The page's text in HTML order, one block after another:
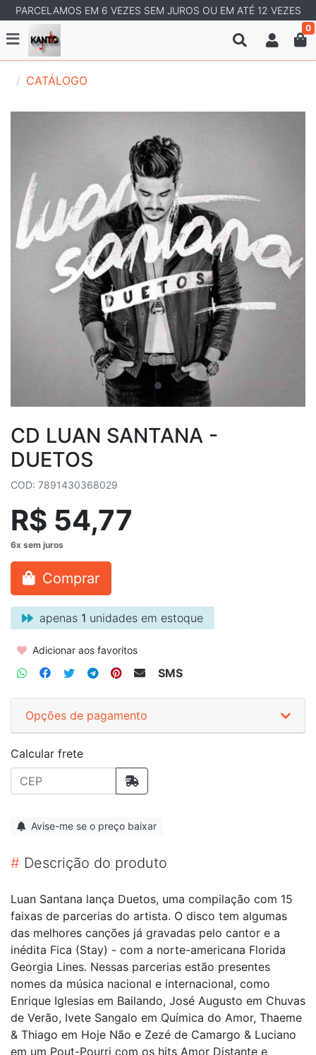
PARCELAMOS EM 6 VEZES SEM JUROS OU EM ATÉ 12 VEZES
0
CATÁLOGO
CD LUAN SANTANA -
DUETOS
COD: 7891430368029
R$ 54,77
Comprar
apenas 1 unidades em estoque
Adicionar aos favoritos
SMS
Opções de pagamento
Calcular frete
Avise-me se o preço baixar
# Descrição do produto
Luan Santana lança Duetos, uma compilação com 15
faixas de parcerias do artista. O disco tem algumas
das melhores canções já gravadas pelo cantor e a
inédita Fica (Stay) - com a norte-americana Florida
Georgia Lines. Nessas parcerias estão presentes
nomes da música nacional e internacional, como
Enrique Iglesias em Bailando, José Augusto em Chuvas
de Verão, Ivete Sangalo em Química do Amor, Thaeme
& Thiago em Hoje Não e Zezé de Camargo & Luciano
em um Pout-Pourri com os hits Amor Distante e